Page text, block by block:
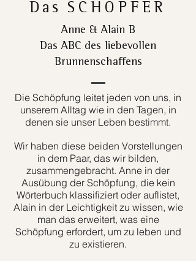
Das SCHÖPFER
Anne & Alain B
Das ABC des liebevollen
Brunnenschaffens
Die Schöpfung leitet jeden von uns, in
unserem Alltag wie in den Tagen, in
denen sie unser Leben bestimmt.
Wir haben diese beiden Vorstellungen
in dem Paar, das wir bilden,
zusammengebracht. Anne in der
Ausübung der Schöpfung, die kein
Wörterbuch klassifiziert oder auflistet,
Alain in der Leichtigkeit zu wissen, wie
man das erweitert, was eine
Schöpfung erfordert, um zu leben und
zu existieren.